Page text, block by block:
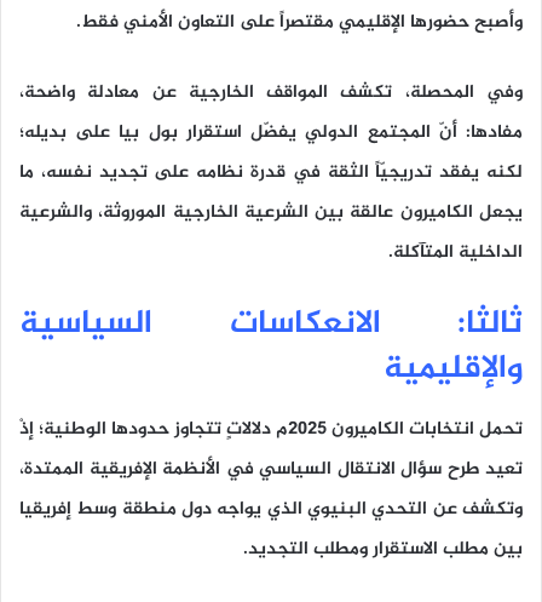
وأصبح حضورها الإقليمي مقتصراً على التعاون الأمني فقط.
وفي المحصلة، تكشف المواقف الخارجية عن معادلة واضحة،
مفادها: أنّ المجتمع الدولي يفضّل استقرار بول بيا على بديله؛
لكنه يفقد تدريجيّاً الثقة في قدرة نظامه على تجديد نفسه، ما
يجعل الكاميرون عالقة بين الشرعية الخارجية الموروثة، والشرعية
الداخلية المتآكلة.
ثالثا: الانعكاسات السياسية
والإقليمية
تحمل انتخابات الكاميرون 2025م دلالاتٍ تتجاوز حدودها الوطنية؛ إذْ
تعيد طرح سؤال الانتقال السياسي في الأنظمة الإفريقية الممتدة،
وتكشف عن التحدي البنيوي الذي يواجه دول منطقة وسط إفريقيا
بين مطلب الاستقرار ومطلب التجديد.